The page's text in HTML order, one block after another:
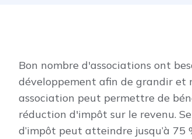
Bon nombre d'associations ont
développement afin de grandir et
association peut permettre de
réduction d'impôt sur le revenu.
d’impôt peut atteindre jusqu’à 75